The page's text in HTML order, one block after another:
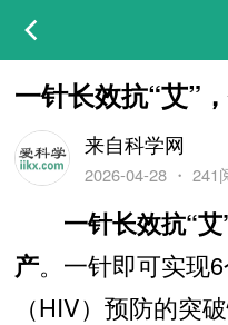
一针长效抗“艾”
来自科学网
2026-04-28・ 241
一针长效抗“
产。一针即可实现
（HIV）预防的突